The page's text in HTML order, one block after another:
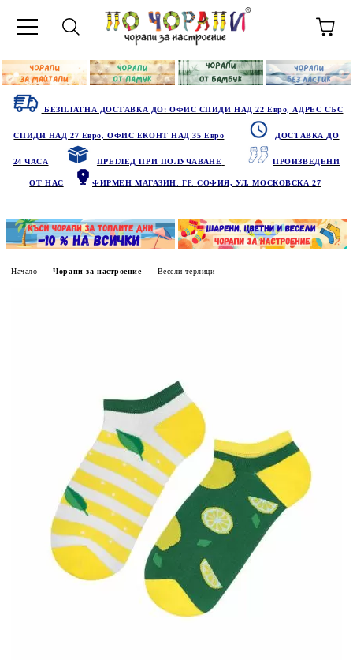
БЕЗПЛАТНА ДОСТАВКА ДО: ОФИС СПИДИ НАД 22 Евро, АДРЕС СЪС
СПИДИ НАД 27 Евро, ОФИС ЕКОНТ НАД 35 Евро ДОСТАВКА ДО
24 ЧАСА ПРЕГЛЕД ПРИ ПОЛУЧАВАНЕ ПРОИЗВЕДЕНИ
ОТ НАС ФИРМЕН МАГАЗИН: ГР.СОФИЯ, УЛ. МОСКОВСКА 27
Начало Чорапи за настроение Весели терлици